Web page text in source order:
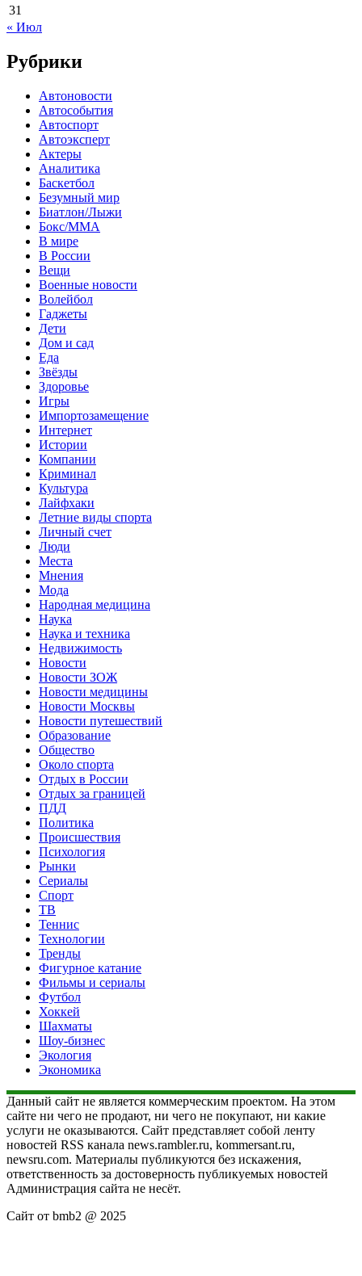
31
« Июл
Рубрики
Автоновости
Автособытия
Автоспорт
Автоэксперт
Актеры
Аналитика
Баскетбол
Безумный мир
Биатлон/Лыжи
Бокс/MMA
В мире
В России
Вещи
Военные новости
Волейбол
Гаджеты
Дети
Дом и сад
Еда
Звёзды
Здоровье
Игры
Импортозамещение
Интернет
Истории
Компании
Криминал
Культура
Лайфхаки
Летние виды спорта
Личный счет
Люди
Места
Мнения
Мода
Народная медицина
Наука
Наука и техника
Недвижимость
Новости
Новости ЗОЖ
Новости медицины
Новости Москвы
Новости путешествий
Образование
Общество
Около спорта
Отдых в России
Отдых за границей
ПДД
Политика
Происшествия
Психология
Рынки
Сериалы
Спорт
ТВ
Теннис
Технологии
Тренды
Фигурное катание
Фильмы и сериалы
Футбол
Хоккей
Шахматы
Шоу-бизнес
Экология
Экономика
Данный сайт не является коммерческим проектом. На этом
сайте ни чего не продают, ни чего не покупают, ни какие
услуги не оказываются. Сайт представляет собой ленту
новостей RSS канала news.rambler.ru, kommersant.ru,
newsru.com. Материалы публикуются без искажения,
ответственность за достоверность публикуемых новостей
Администрация сайта не несёт.
Сайт от bmb2 @ 2025